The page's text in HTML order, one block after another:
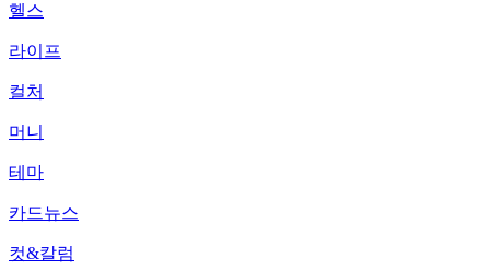
헬스
라이프
컬처
머니
테마
카드뉴스
컷&칼럼